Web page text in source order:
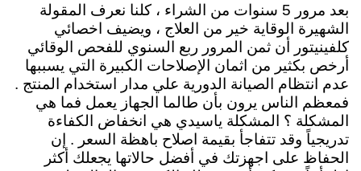
بعد مرور 5 سنوات من الشراء ، كلنا نعرف المقولة
الشهيرة الوقاية خير من العلاج ، ويضيف اخصائي
كلفينيتور أن ثمن المرور ربع السنوي للفحص الوقائي
أرخص بكثير من اثمان الإصلاحات الكبيرة التي يسببها
عدم انتظام الصيانة الدورية علي مدار استخدام المنتج .
فمعظم الناس يرون بأن طالما الجهاز يعمل فما هي
المشكلة ؟ المشكلة ياسيدي هي انخفاض الكفاءة
تدريجياً وقد تتفاجأ بقيمة اصلاح باهظة السعر . إن
الحفاظ على اجهزتك في أفضل حالاتها يجعلك أكثر